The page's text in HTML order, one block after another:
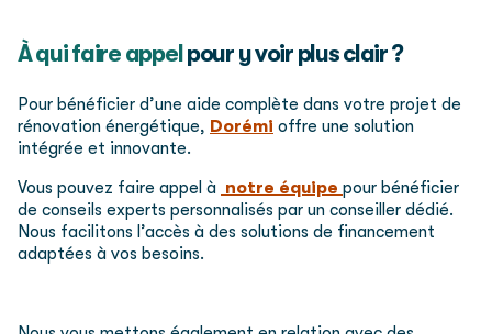
À qui faire appel pour y voir plus clair ?
Pour bénéficier d’une aide complète dans votre projet de
rénovation énergétique, Dorémi offre une solution
intégrée et innovante.
Vous pouvez faire appel à notre équipe pour bénéficier
de conseils experts personnalisés par un conseiller dédié.
Nous facilitons l’accès à des solutions de financement
adaptées à vos besoins.